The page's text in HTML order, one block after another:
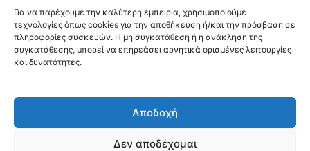
Για να παρέχουμε την καλύτερη εμπειρία, χρησιμοποιούμε
τεχνολογίες όπως cookies για την αποθήκευση ή/και την πρόσβαση σε
πληροφορίες συσκευών. Η μη συγκατάθεση ή η ανάκληση της
συγκατάθεσης, μπορεί να επηρεάσει αρνητικά ορισμένες λειτουργίες
και δυνατότητες.
Αποδοχή
Δεν αποδέχομαι
Τρόποι πληρωμής και αποστολής
Όροι και προϋποθέσεις
Πολιτική απορρήτου
Πολιτική Cookies (ΕΕ)